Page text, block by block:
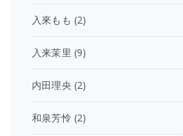
入來もも (2)
入来茉里 (9)
内田理央 (2)
和泉芳怜 (2)